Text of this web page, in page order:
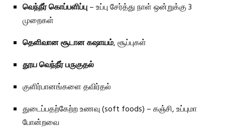
வெந்நீர் கொப்பளிப்பு– உப்பு சேர்த்து நாள் ஒன்றுக்கு 3
முறைகள்
தெளிவான சூடான கஷாயம், சூப்புகள்
தூய வெந்நீர் பருகுதல்
குளிர்பானங்களை தவிர்தல்
துடைப்பதற்கேற்ற உணவு (soft foods) – கஞ்சி, உப்புமா
போன்றவை